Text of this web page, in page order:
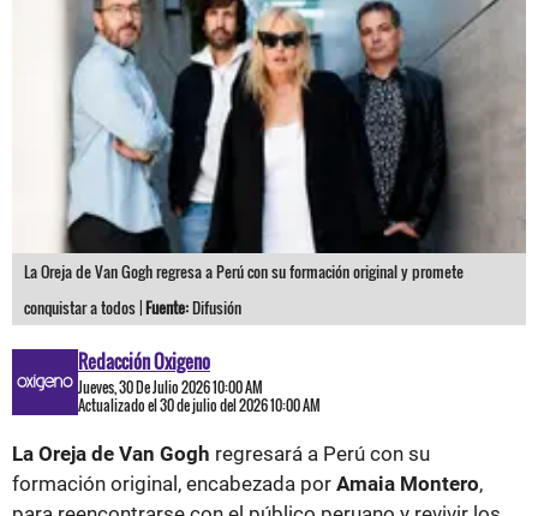
La Oreja de Van Gogh regresa a Perú con su formación original y promete
conquistar a todos |Fuente:Difusión
Redacción Oxigeno
Jueves, 30 De Julio 2026 10:00 AM
Actualizado el 30 de julio del 2026 10:00 AM
La Oreja de Van Gogh regresará a Perú con su
formación original, encabezada por Amaia Montero,